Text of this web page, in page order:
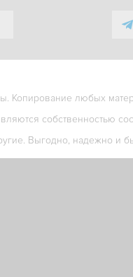
Копирование любых
собственностью
Выгодно, надежно и